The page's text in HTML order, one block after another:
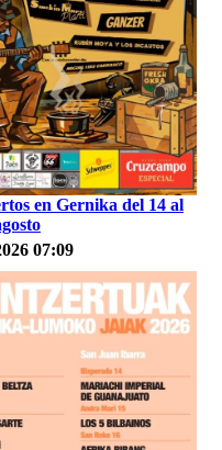
en Gernika del 14 al
07:09